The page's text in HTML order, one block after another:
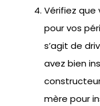
Vérifiez que
pour vos
s’agit de
avez bien
mère pour